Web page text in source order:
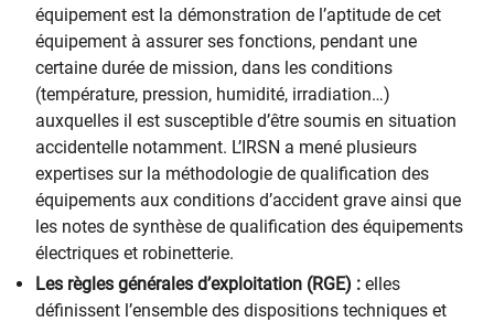
équipement est la démonstration de l’aptitude de cet
équipement à assurer ses fonctions, pendant une
certaine durée de mission, dans les conditions
(température, pression, humidité, irradiation…)
auxquelles il est susceptible d’être soumis en situation
accidentelle notamment. L’IRSN a mené plusieurs
expertises sur la méthodologie de qualification des
équipements aux conditions d’accident grave ainsi que
les notes de synthèse de qualification des équipements
électriques et robinetterie.
Les règles générales d’exploitation (RGE) : elles
définissent l’ensemble des dispositions techniques et